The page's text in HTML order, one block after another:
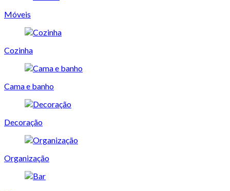
Móveis
Cozinha
Cama e banho
Decoração
Organização